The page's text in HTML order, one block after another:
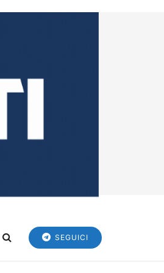
SEGUICI